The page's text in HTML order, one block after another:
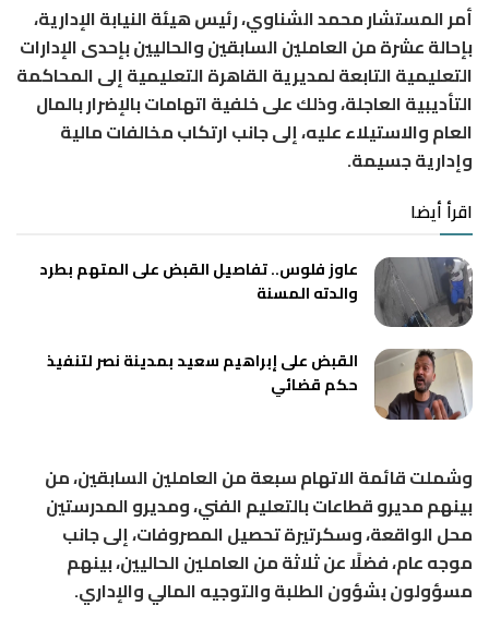
أمرالمستشار محمد الشناوي، رئيسهيئة النيابة الإدارية،
بإحالة عشرة من العاملين السابقين والحاليين بإحدى الإدارات
التعليمية التابعة لمديرية القاهرة التعليمية إلى المحاكمة
التأديبية العاجلة، وذلك على خلفية اتهامات بالإضرار بالمال
العام والاستيلاء عليه، إلى جانب ارتكاب مخالفات مالية
وإدارية جسيمة.
اقرأ أيضا
عاوز فلوس.. تفاصيل القبض على المتهم بطرد
والدته المسنة
القبض على إبراهيم سعيد بمدينة نصر لتنفيذ
حكم قضائي
وشملت قائمة الاتهام سبعة من العاملين السابقين، من
بينهم مديرو قطاعات بالتعليم الفني، ومديرو المدرستين
محل الواقعة، وسكرتيرة تحصيل المصروفات، إلى جانب
موجه عام، فضلًا عن ثلاثة من العاملين الحاليين، بينهم
مسؤولون بشؤون الطلبة والتوجيه المالي والإداري.